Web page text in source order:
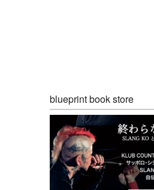
blueprint book store